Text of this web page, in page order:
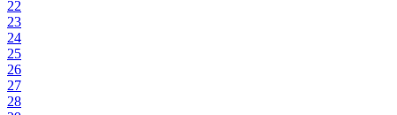
22
23
24
25
26
27
28